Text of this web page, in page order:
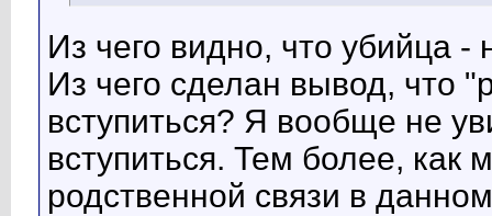
Из чего видно, что убийца -
Из чего сделан вывод, что
вступиться? Я вообще не
вступиться. Тем более, как
родственной связи в